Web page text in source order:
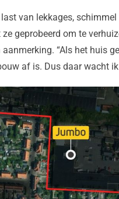
van lekkages,
geprobeerd om te
“Als het huis
af is. Dus daar wacht ik